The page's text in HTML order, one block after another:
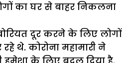
का घर से बाहर निकलना
दूर करने के लिए लोगों
थे. कोरोना महामारी ने